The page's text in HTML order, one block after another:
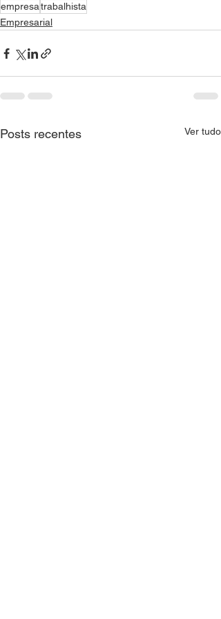
empresatrabalhista
Empresarial
Posts recentes Ver tudo